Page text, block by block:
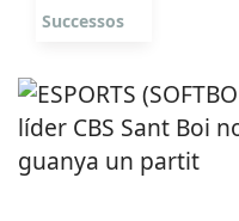
Successos